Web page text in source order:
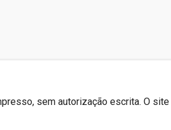
sem autorização escrita. O site